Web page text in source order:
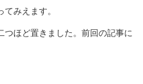
みえます。
ほど置きました。前回の記事に